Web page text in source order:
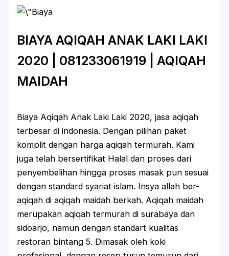
BIAYA AQIQAH ANAK LAKI LAKI
2020 | 081233061919 | AQIQAH
MAIDAH
Biaya Aqiqah Anak Laki Laki 2020, jasa aqiqah
terbesar di indonesia. Dengan pilihan paket
komplit dengan harga aqiqah termurah. Kami
juga telah bersertifikat Halal dan proses dari
penyembelihan hingga proses masak pun sesuai
dengan standard syariat islam. Insya allah ber-
aqiqah di aqiqah maidah berkah. Aqiqah maidah
merupakan aqiqah termurah di surabaya dan
sidoarjo, namun dengan standart kualitas
restoran bintang 5. Dimasak oleh koki